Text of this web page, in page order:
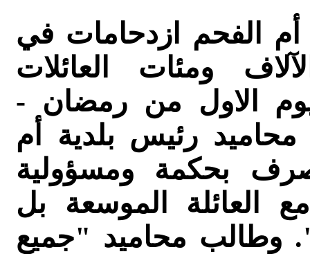
الفحم ازدحامات في
ومئات العائلات
الاول من رمضان -
محاميد رئيس بلدية أم
بحكمة ومسؤولية
العائلة الموسعة بل
وطالب محاميد "جميع